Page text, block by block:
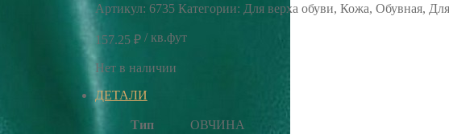
Артикул: 6735 Категории: Для верха обуви, Кожа, Обувная,
157.25 ₽/ кв.фут
Нет в наличии
ДЕТАЛИ
Тип
ОВЧИНА